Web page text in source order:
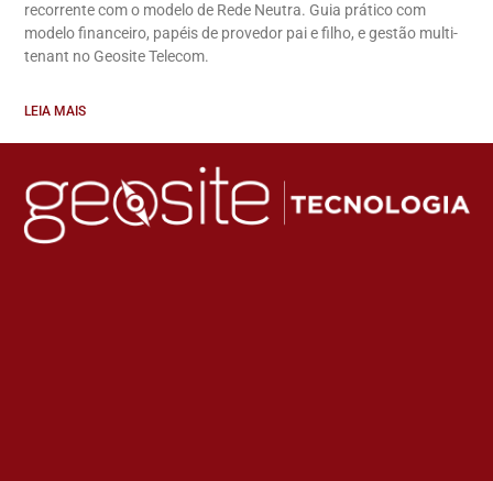
recorrente com o modelo de Rede Neutra. Guia prático com
modelo financeiro, papéis de provedor pai e filho, e gestão multi-
tenant no Geosite Telecom.
LEIA MAIS